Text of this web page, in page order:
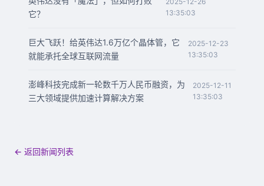
它？
13:35:03
巨大飞跃！给英伟达1.6万亿个晶体管，它
就能承托全球互联网流量
2025-12-23
13:35:03
澎峰科技完成新一轮数千万人民币融资，为
三大领域提供加速计算解决方案
2025-12-11
13:35:03
← 返回新闻列表